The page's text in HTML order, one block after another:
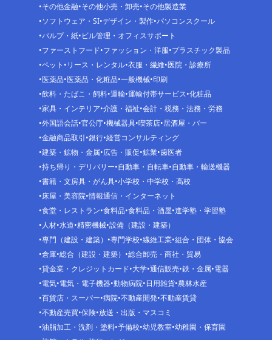
その他金融 その他小売・卸売 その他製造業
ソフトウェア・SI デザイン・製作 パソコンスクール
パルプ・紙 ビル管理・オフィスサポート
ファーストフード ファッション・洋服 プラスチック製品
ペット リース・レンタル 衣服・繊維 医院・診療所
医薬品 医薬品・化粧品 一般機械 印刷
飲料・たばこ・飼料 運輸 運輸付帯サービス 化粧品
家具・インテリア 介護・福祉 会計・税務・法務・労務
外国語会話 官公庁 機械器具 喫茶店 居酒屋・バー
金融商品取引 銀行 経営コンサルティング
建築・鉱物・金属 広告・販促 鉱業 歯医者
持ち帰り・デリバリー 自動車・自転車 自動車・輸送機器
書籍・文房具・がん具 小学校・中学校・高校
床屋・美容院 情報通信・インターネット
食堂・レストラン 食料品 食料品・酒屋 進学塾・学習塾
人材 水道 精密機械 設備（建設・建築）
専門（建設・建築）
専門学校 繊維工業 組合・団体・協会
倉庫 総合（建設・建築）
総合卸売・商社・貿易
貸金業・クレジットカード 大学 通信販売 鉄・金属 電器
電気 電気・電子機器 動物病院 日用雑貨 農林水産
百貨店・スーパー 病院 不動産開発 不動産賃貸
不動産売買 保険 放送・出版・マスコミ
油脂加工・洗剤・塗料 予備校 幼児教室 幼稚園・保育園